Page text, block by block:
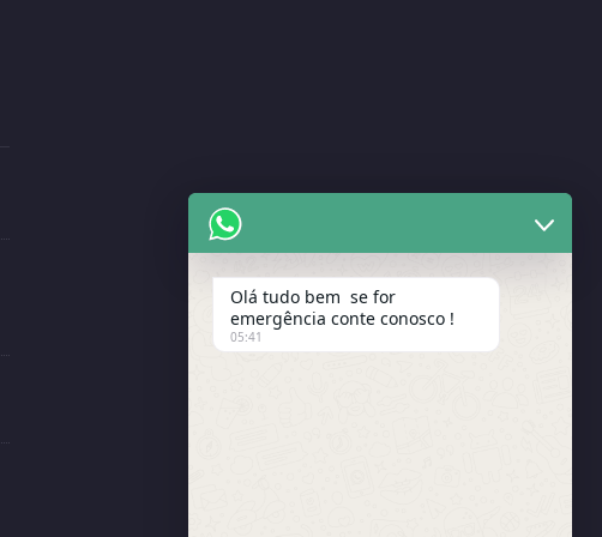
Olá tudo bem se for
emergência conte conosco !
05:41